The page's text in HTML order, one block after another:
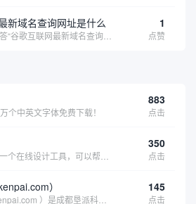
新域名查询网址是什么 1
点赞
个中英文字体免费下载！
883
点击
350
点击
） 145
点击